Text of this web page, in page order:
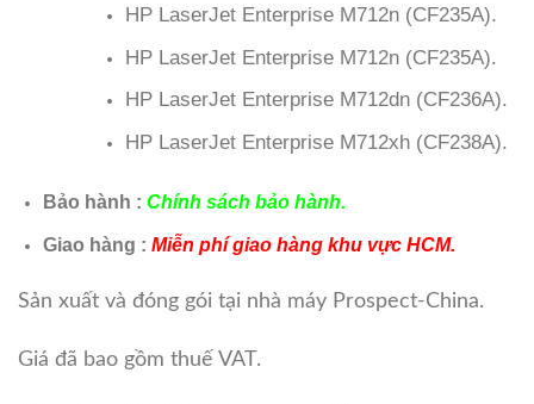
HP LaserJet Enterprise M712n (CF235A).
HP LaserJet Enterprise M712n (CF235A).
HP LaserJet Enterprise M712dn (CF236A).
HP LaserJet Enterprise M712xh (CF238A).
Bảo hành : Chính sách bảo hành.
Giao hàng : Miễn phí giao hàng khu vực HCM.
Sản xuất và đóng gói tại nhà máy Prospect-China.
Giá đã bao gồm thuế VAT.